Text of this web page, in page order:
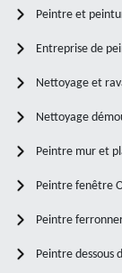
Peintre et
Entreprise de
Nettoyage et
Nettoyage
Peintre mur et
Peintre fenêtre
Peintre
Peintre dessous